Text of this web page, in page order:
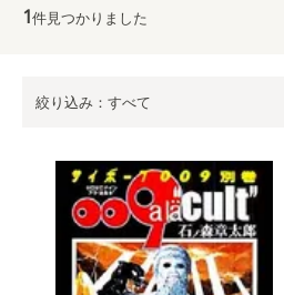
1件見つかりました
絞り込み：すべて